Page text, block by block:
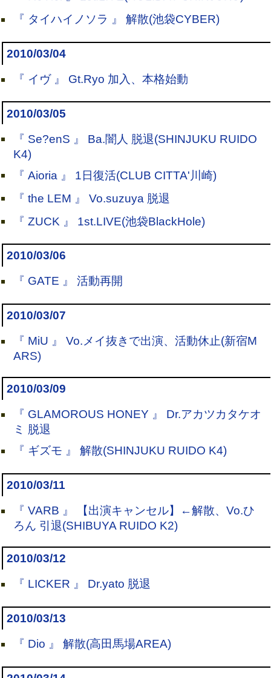
『 タイハイノソラ 』 解散(池袋CYBER)
2010/03/04
『 イヴ 』 Gt.Ryo 加入、本格始動
2010/03/05
『 Se?enS 』 Ba.闇人 脱退(SHINJUKU RUIDO
K4)
『 Aioria 』 1日復活(CLUB CITTA'川崎)
『 the LEM 』 Vo.suzuya 脱退
『 ZUCK 』 1st.LIVE(池袋BlackHole)
2010/03/06
『 GATE 』 活動再開
2010/03/07
『 MiU 』 Vo.メイ抜きで出演、活動休止(新宿M
ARS)
2010/03/09
『 GLAMOROUS HONEY 』 Dr.アカツカタケオ
ミ 脱退
『 ギズモ 』 解散(SHINJUKU RUIDO K4)
2010/03/11
『 VARB 』 【出演キャンセル】←解散、Vo.ひ
ろん 引退(SHIBUYA RUIDO K2)
2010/03/12
『 LICKER 』 Dr.yato 脱退
2010/03/13
『 Dio 』 解散(高田馬場AREA)